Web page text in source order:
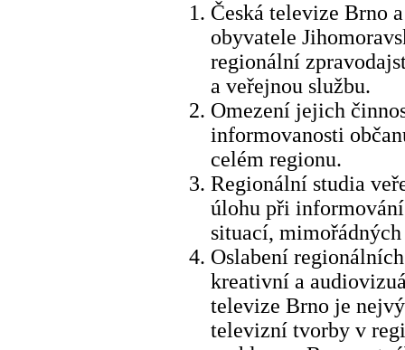
Česká televize Brno
obyvatele
regionální
a veřejnou službu.
Omezení jejich
informovanosti
celém regionu.
Regionální studia
úlohu při
situací,
Oslabení
kreativní a
televize Brno je
televizní tvorby v